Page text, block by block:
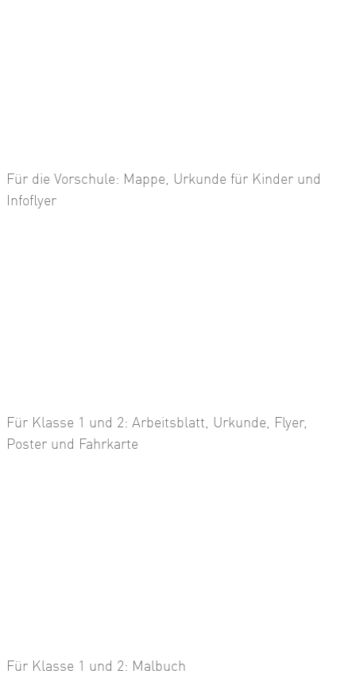
Für die Vorschule: Mappe, Urkunde für Kinder und
Infoflyer
Für Klasse 1 und 2: Arbeitsblatt, Urkunde, Flyer,
Poster und Fahrkarte
Für Klasse 1 und 2: Malbuch